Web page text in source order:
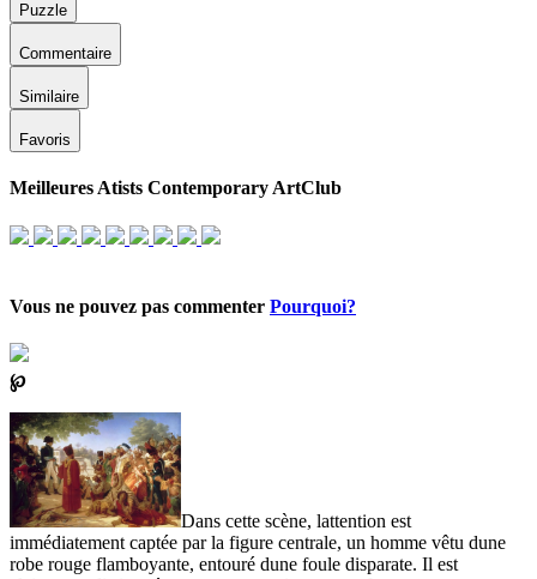
Puzzle
Commentaire
Similaire
Favoris
Meilleures Atists Contemporary ArtClub
Vous ne pouvez pas commenter Pourquoi?
℘
Dans cette scène, lattention est
immédiatement captée par la figure centrale, un homme vêtu dune
robe rouge flamboyante, entouré dune foule disparate. Il est